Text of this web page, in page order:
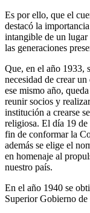
Es por ello, que el
destacó la
intangible de un lugar
las generaciones
Que, en el año 1933,
necesidad de crear
ese mismo año,
reunir socios y
institución a crearse
religiosa. El día 19 de
fin de conformar la
además se elige el
en homenaje al
nuestro país.
En el año 1940 se
Superior Gobierno